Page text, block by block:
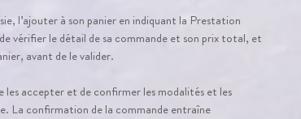
l’ajouter à son panier en indiquant la Prestation
vérifier le détail de sa commande et son prix total, et
avant de le valider.
les accepter et de confirmer les modalités et les
La confirmation de la commande entraîne